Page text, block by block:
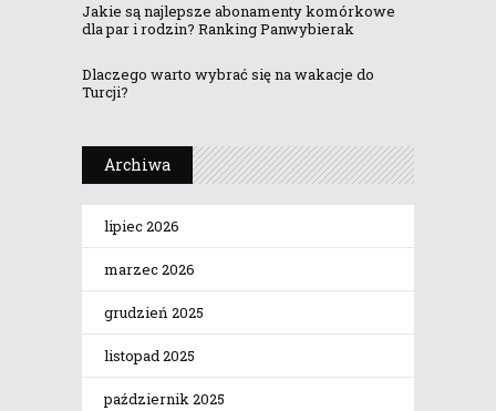
Jakie są najlepsze abonamenty komórkowe
dla par i rodzin? Ranking Panwybierak
Dlaczego warto wybrać się na wakacje do
Turcji?
Archiwa
lipiec 2026
marzec 2026
grudzień 2025
listopad 2025
październik 2025